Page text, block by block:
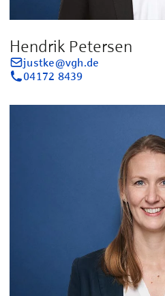
Hendrik Petersen
justke@vgh.de
04172 8439